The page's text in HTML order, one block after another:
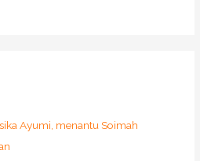
Ayumi, menantu Soimah